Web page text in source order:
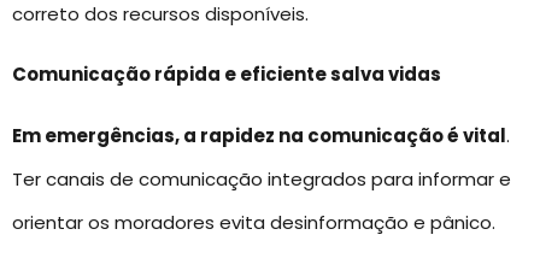
correto dos recursos disponíveis.
Comunicação rápida e eficiente salva vidas
Em emergências, a rapidez na comunicação é vital.
Ter canais de comunicação integrados para informar e
orientar os moradores evita desinformação e pânico.